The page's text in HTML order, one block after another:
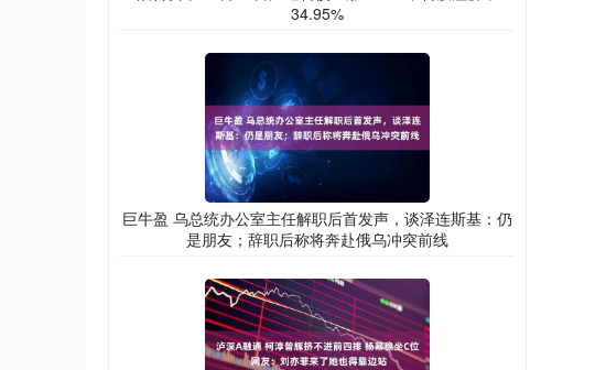
34.95%
巨牛盈 乌总统办公室主任解职后首发声，谈泽连斯基：仍
是朋友；辞职后称将奔赴俄乌冲突前线